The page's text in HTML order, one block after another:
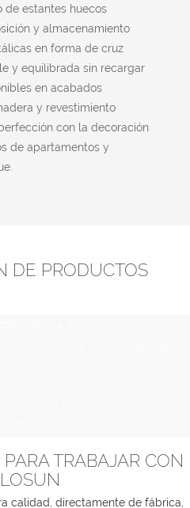
de estantes huecos
y almacenamiento
en forma de cruz
y equilibrada sin recargar
en acabados
y revestimiento
con la decoración
de apartamentos y
DE PRODUCTOS
TRABAJAR CON
calidad, directamente de fábrica,